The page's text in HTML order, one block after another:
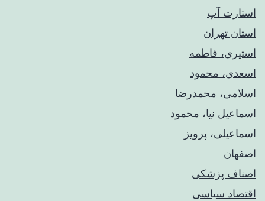
استارت آپ
استان تهران
استیری، فاطمه
اسعدی، محمود
اسلامی، محمدرضا
اسماعیل نیا، محمود
اسماعیلی، پرویز
اصفهان
اصناف پزشکی
اقتصاد سیاسی